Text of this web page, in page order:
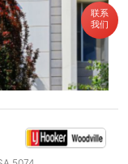
联系
我们